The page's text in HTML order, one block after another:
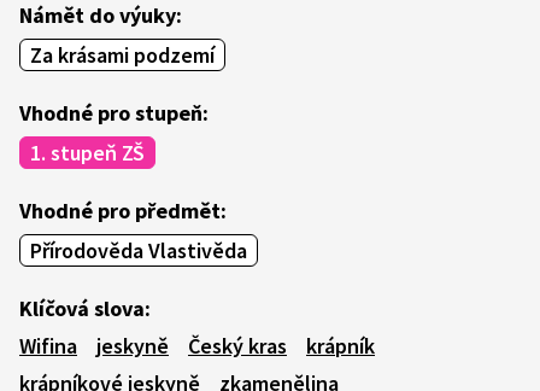
Námět do výuky:
Za krásami podzemí
Vhodné pro stupeň:
1. stupeň ZŠ
Vhodné pro předmět:
Přírodověda Vlastivěda
Klíčová slova:
Wifina
jeskyně Český kras
krápník
krápníkové jeskyně
zkamenělina